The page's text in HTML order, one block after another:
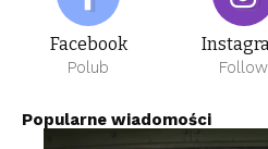
Facebook
Polub Follow
Popularne wiadomości